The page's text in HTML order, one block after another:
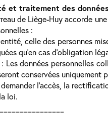
et traitement des
de Liège-Huy accorde
:
celle des personnes
qu’en cas d’obligation
données personnelles
conservées uniquement
l’accès, la
loi.